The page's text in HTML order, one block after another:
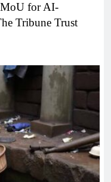
MoU for AI-
Tribune Trust